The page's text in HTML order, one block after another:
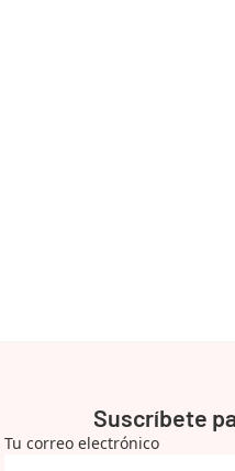
Suscríbete
Tu correo electrónico